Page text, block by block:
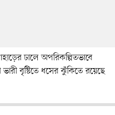
ঢালে অপরিকল্পিতভাবে
ভারী বৃষ্টিতে ধসের ঝুঁকিতে রয়েছে